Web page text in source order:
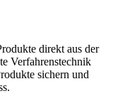
direkt aus der
Verfahrenstechnik
sichern und